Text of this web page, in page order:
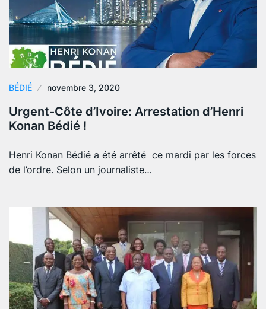
BÉDIÉ novembre 3, 2020
Urgent-Côte d’Ivoire: Arrestation d’Henri
Konan Bédié !
Henri Konan Bédié a été arrêté ce mardi par les forces
de l’ordre. Selon un journaliste…